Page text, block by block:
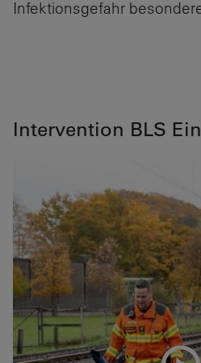
Infektionsgefahr
Intervention BLS